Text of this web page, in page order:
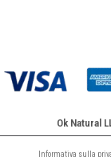
Ok Natural
Informativa sulla